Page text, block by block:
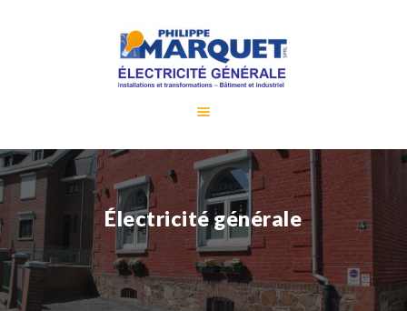
CONTACT
Électricité générale